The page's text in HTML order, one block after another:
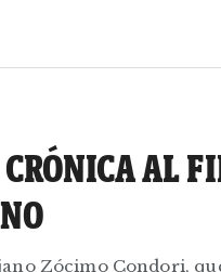
AL
Zócimo Condori,